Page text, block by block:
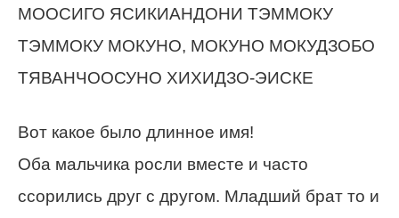
МООСИГО ЯСИКИАНДОНИ ТЭММОКУ
ТЭММОКУ МОКУНО, МОКУНО МОКУДЗОБО
ТЯВАНЧООСУНО ХИХИДЗО-ЭИСКЕ
Вот какое было длинное имя!
Оба мальчика росли вместе и часто
ссорились друг с другом. Младший брат то и